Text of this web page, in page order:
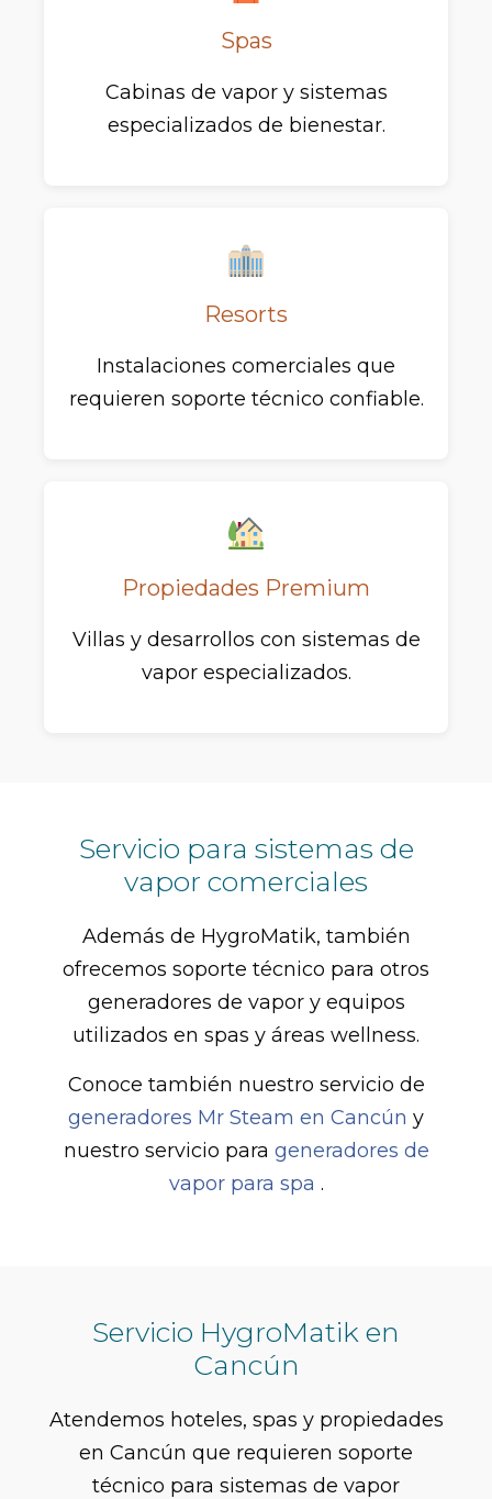
Spas
Cabinas de vapor y sistemas
especializados de bienestar.
Resorts
Instalaciones comerciales que
requieren soporte técnico confiable.
Propiedades Premium
Villas y desarrollos con sistemas de
vapor especializados.
Servicio para sistemas de
vapor comerciales
Además de HygroMatik, también
ofrecemos soporte técnico para otros
generadores de vapor y equipos
utilizados en spas y áreas wellness.
Conoce también nuestro servicio de
generadores Mr Steam en Cancún y
nuestro servicio para generadores de
vapor para spa .
Servicio HygroMatik en
Cancún
Atendemos hoteles, spas y propiedades
en Cancún que requieren soporte
técnico para sistemas de vapor